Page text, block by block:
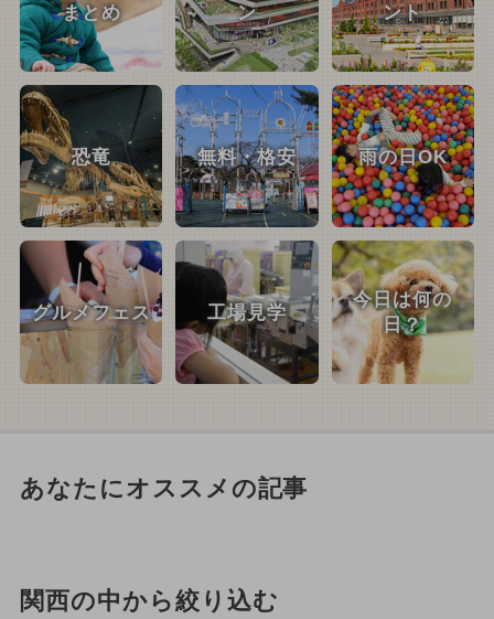
まとめ
ン
ント
恐竜 無料・格安 雨の日OK
グルメフェス 工場見学
今日は何の
日？
あなたにオススメの記事
関西の中から絞り込む